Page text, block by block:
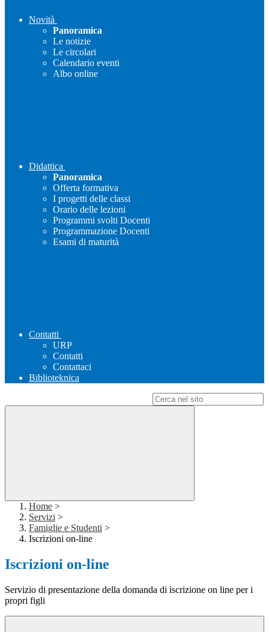
Novità
Panoramica
Le notizie
Le circolari
Calendario eventi
Albo online
Didattica
Panoramica
Offerta formativa
I progetti delle classi
Orario delle lezioni
Programmi svolti Docenti
Programmazione Docenti
Esami di maturità
Contatti
URP
Contatti
Contattaci
Biblioteknica
Home >
Servizi >
Famiglie e Studenti >
Iscrizioni on-line
Iscrizioni on-line
Servizio di presentazione della domanda di iscrizione on line per i
propri figli